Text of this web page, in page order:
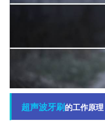
超声波牙刷的工作原理